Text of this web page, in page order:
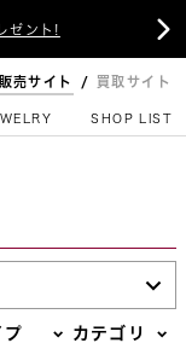
ゼント! 
販売サイト 買取サイト
SHOP LIST
プ カテゴリ